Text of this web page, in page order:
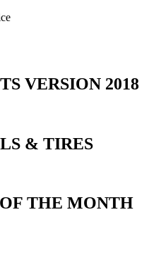
VERSION 2018
& TIRES
THE MONTH